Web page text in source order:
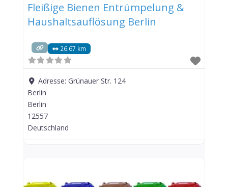
Fleißige Bienen Entrümpelung &
Haushaltsauflösung Berlin
26.67 km
Adresse:Grünauer Str. 124
Berlin
Berlin
12557
Deutschland